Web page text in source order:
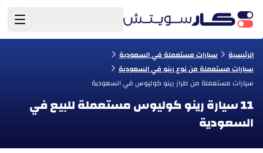
الرئيسية
سيارات مستعملة في السعودية
سيارات مستعملة من نوع رينو في السعودية
سيارات مستعملة من طراز رينو كوليوس في السعودية
11 سيارة رينو كوليوس مستعملة للبيع في
السعودية